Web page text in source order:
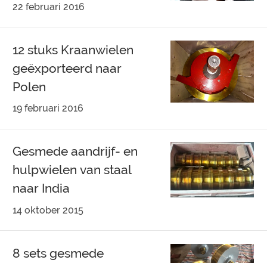
22 februari 2016
12 stuks Kraanwielen
geëxporteerd naar
Polen
19 februari 2016
Gesmede aandrijf- en
hulpwielen van staal
naar India
14 oktober 2015
8 sets gesmede